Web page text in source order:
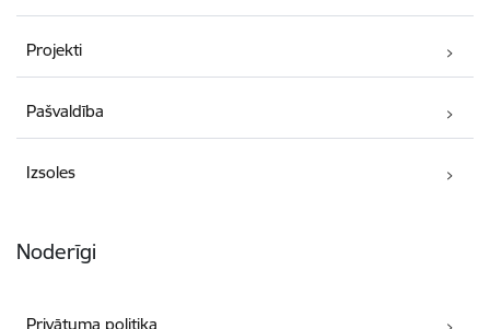
Projekti
Pašvaldība
Izsoles
Noderīgi
Privātuma politika